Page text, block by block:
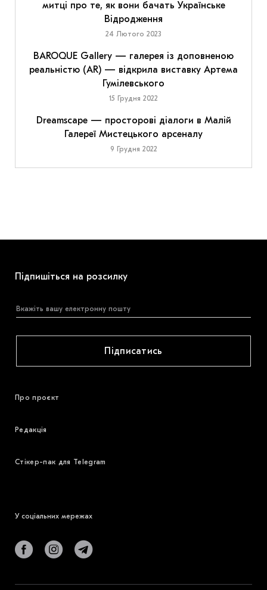
митці про те, як вони бачать Українське
Відродження
24 Лютого 2023
BAROQUE Gallery — галерея із доповненою
реальністю (AR) — відкрила виставку Артема
Гумілевського
15 Грудня 2022
Dreamscape — просторові діалоги в Малій
Галереї Мистецького арсеналу
9 Грудня 2022
Підпишіться на розсилку
Підписатись
Про проєкт
Редакція
Стікер-пак для Telegram
У соціальних мережах